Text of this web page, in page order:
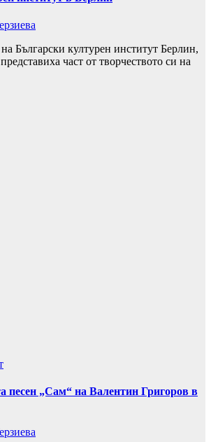
Български културен институт Берлин,
част от творчеството си на
песен „Сам“ на Валентин Григоров в